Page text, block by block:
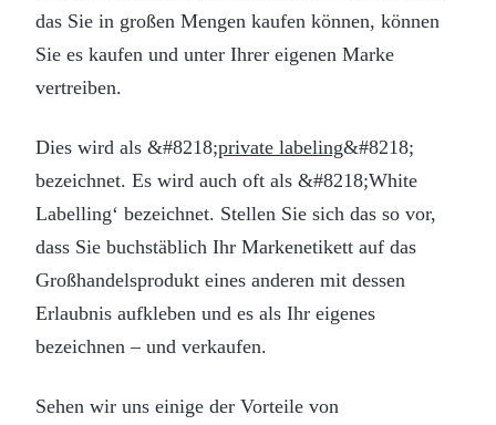
das Sie in großen Mengen kaufen können, können
Sie es kaufen und unter Ihrer eigenen Marke
vertreiben.
Dies wird als &#8218;private labeling&#8218;
bezeichnet. Es wird auch oft als &#8218;White
Labelling‘ bezeichnet. Stellen Sie sich das so vor,
dass Sie buchstäblich Ihr Markenetikett auf das
Großhandelsprodukt eines anderen mit dessen
Erlaubnis aufkleben und es als Ihr eigenes
bezeichnen – und verkaufen.
Sehen wir uns einige der Vorteile von